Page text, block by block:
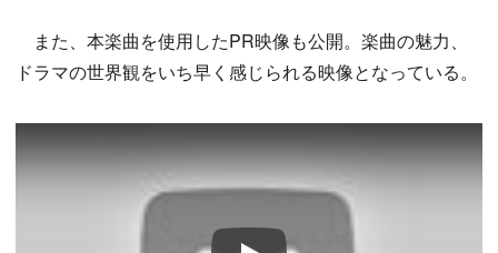
また、本楽曲を使用したPR映像も公開。楽曲の魅力、
ドラマの世界観をいち早く感じられる映像となっている。